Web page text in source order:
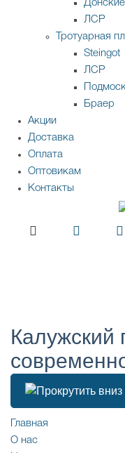
ЛСР
Тротуарная
Steingot
ЛСР
Браер
Акции
Доставка
Оплата
Оптовикам
Контакты
Калужский
Главная
О нас